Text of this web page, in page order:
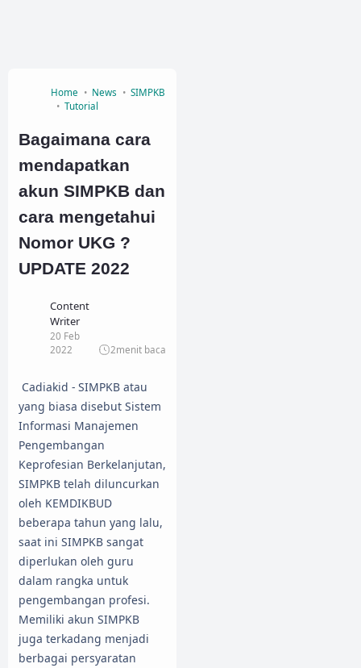
Home News
SIMPKB
Tutorial
Bagaimana cara
mendapatkan
akun SIMPKB dan
cara mengetahui
Nomor UKG ?
UPDATE 2022
Content
Writer
20 Feb
2022
2menit baca
Cadiakid - SIMPKB atau
yang biasa disebut Sistem
Informasi Manajemen
Pengembangan
Keprofesian Berkelanjutan,
SIMPKB telah diluncurkan
oleh KEMDIKBUD
beberapa tahun yang lalu,
saat ini SIMPKB sangat
diperlukan oleh guru
dalam rangka untuk
pengembangan profesi.
Memiliki akun SIMPKB
juga terkadang menjadi
berbagai persyaratan